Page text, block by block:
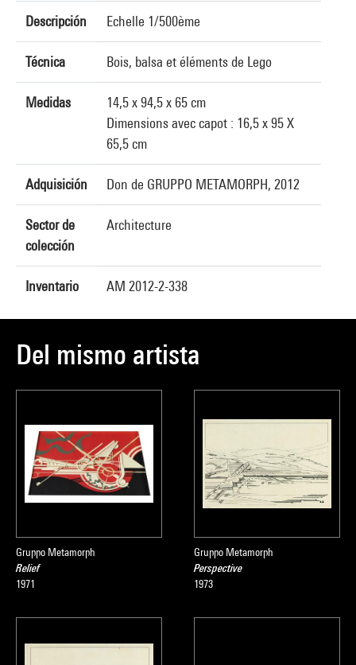
Descripción Echelle 1/500ème
Técnica Bois, balsa et éléments de Lego
Medidas
14,5 x 94,5 x 65 cm
Dimensions avec capot : 16,5 x 95 X
65,5 cm
Adquisición Don de GRUPPO METAMORPH, 2012
Sector de
colección
Architecture
Inventario AM 2012-2-338
Del mismo artista
Gruppo Metamorph
Relief
1971
Gruppo Metamorph
Perspective
1973